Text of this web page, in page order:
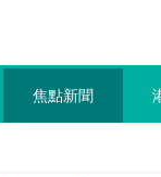
焦點新聞